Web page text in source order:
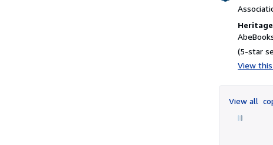
(5-star
View
View all